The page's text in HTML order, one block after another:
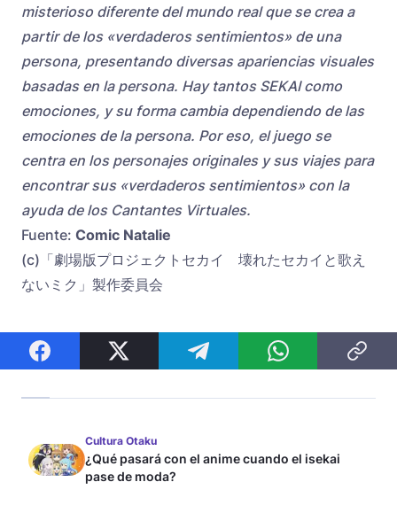
misterioso diferente del mundo real que se crea a
partir de los «verdaderos sentimientos» de una
persona, presentando diversas apariencias visuales
basadas en la persona. Hay tantos SEKAI como
emociones, y su forma cambia dependiendo de las
emociones de la persona. Por eso, el juego se
centra en los personajes originales y sus viajes para
encontrar sus «verdaderos sentimientos» con la
ayuda de los Cantantes Virtuales.
Fuente: Comic Natalie
(c)「劇場版プロジェクトセカイ 壊れたセカイと歌え
ないミク」製作委員会
Cultura Otaku
¿Qué pasará con el anime cuando el isekai
pase de moda?